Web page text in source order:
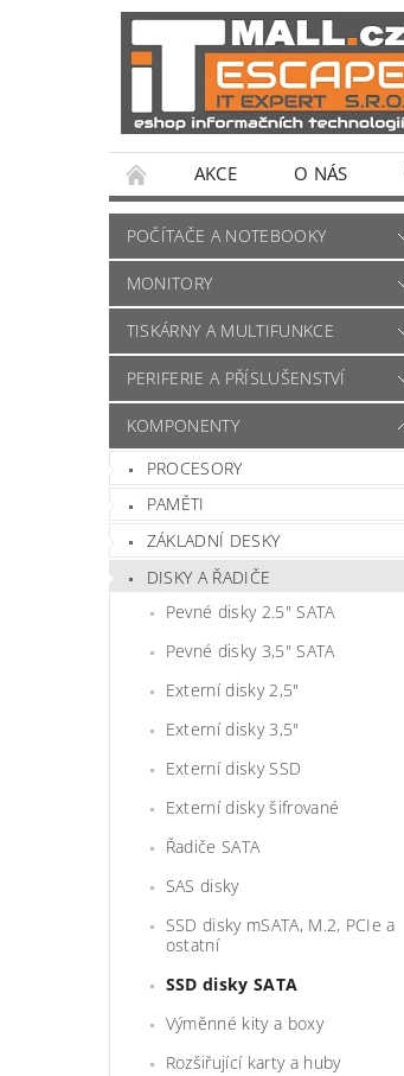
AKCE O NÁS
POČÍTAČE A NOTEBOOKY
MONITORY
TISKÁRNY A MULTIFUNKCE
PERIFERIE A PŘÍSLUŠENSTVÍ
KOMPONENTY
PROCESORY
PAMĚTI
ZÁKLADNÍ DESKY
DISKY A ŘADIČE
Pevné disky 2.5" SATA
Pevné disky 3,5" SATA
Externí disky 2,5"
Externí disky 3,5"
Externí disky SSD
Externí disky šifrované
Řadiče SATA
SAS disky
SSD disky mSATA, M.2, PCIe a
ostatní
SSD disky SATA
Výměnné kity a boxy
Rozšiřující karty a huby